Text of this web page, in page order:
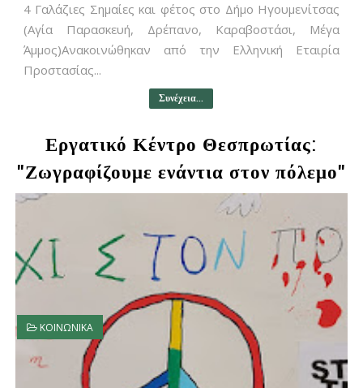
4 Γαλάζιες Σημαίες και φέτος στο Δήμο Ηγουμενίτσας
(Αγία Παρασκευή, Δρέπανο, Καραβοστάσι, Μέγα
Άμμος)Ανακοινώθηκαν από την Ελληνική Εταιρία
Προστασίας...
Συνέχεια...
Εργατικό Κέντρο Θεσπρωτίας:
"Ζωγραφίζουμε ενάντια στον πόλεμο"
ΚΟΙΝΩΝΙΚΑ